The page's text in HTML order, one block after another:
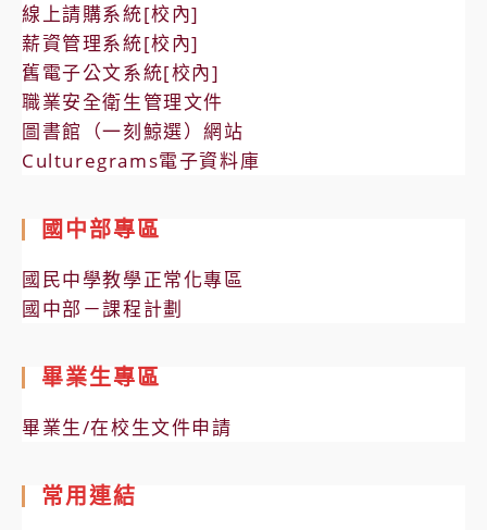
線上請購系統[校內]
薪資管理系統[校內]
舊電子公文系統[校內]
職業安全衛生管理文件
圖書館（一刻鯨選）網站
Culturegrams電子資料庫
國中部專區
國民中學教學正常化專區
國中部－課程計劃
畢業生專區
畢業生/在校生文件申請
常用連結